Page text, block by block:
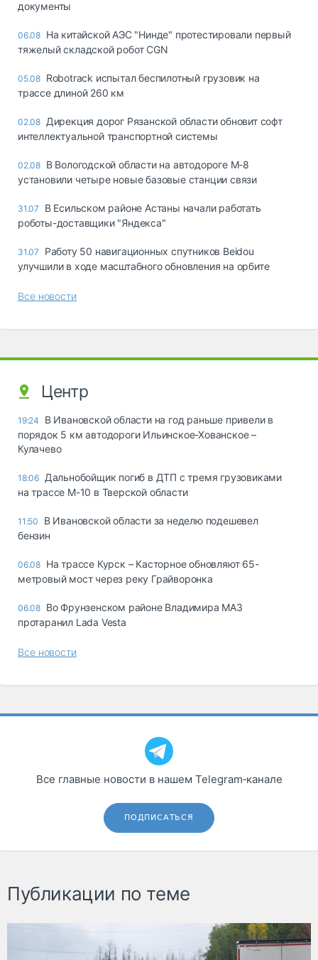
документы
06.08 На китайской АЭС "Нинде" протестировали первый
тяжелый складской робот CGN
05.08 Robotrack испытал беспилотный грузовик на
трассе длиной 260 км
02.08 Дирекция дорог Рязанской области обновит софт
интеллектуальной транспортной системы
02.08 В Вологодской области на автодороге М-8
установили четыре новые базовые станции связи
31.07
В Есильском районе Астаны начали работать
роботы-доставщики "Яндекса"
31.07
Работу 50 навигационных спутников Beidou
улучшили в ходе масштабного обновления на орбите
Все новости
Центр
19:24
В Ивановской области на год раньше привели в
порядок 5 км автодороги Ильинское-Хованское –
Кулачево
18:06 Дальнобойщик погиб в ДТП с тремя грузовиками
на трассе М-10 в Тверской области
11:50
В Ивановской области за неделю подешевел
бензин
06.08 На трассе Курск – Касторное обновляют 65-
метровый мост через реку Грайворонка
06.08 Во Фрунзенском районе Владимира МАЗ
протаранил Lada Vesta
Все новости
Все главные новости в нашем Telegram‑канале
ПОДПИСАТЬСЯ
Публикации по теме